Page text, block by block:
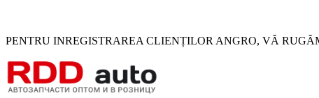
PENTRU INREGISTRAREA CLIENȚILOR ANGRO, VĂ